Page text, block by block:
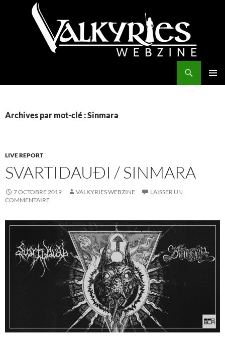
Archives par mot-clé : Sinmara
LIVE REPORT
SVARTIDAUÐI / SINMARA
7 OCTOBRE 2019 VALKYRIES WEBZINE
LAISSER UN
COMMENTAIRE